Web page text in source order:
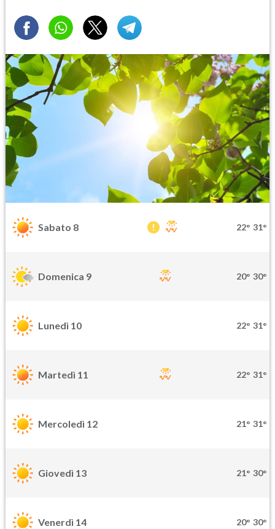
Sabato 8 22° 31°
Domenica 9 20° 30°
Lunedì 10 22° 31°
Martedì 11 22° 31°
Mercoledì 12 21° 31°
Giovedì 13 21° 30°
Venerdì 14 20° 30°